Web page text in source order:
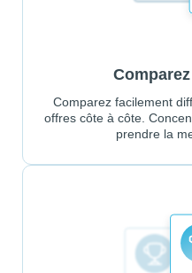
Comparez facilement
offres côte à côte.
prendre la